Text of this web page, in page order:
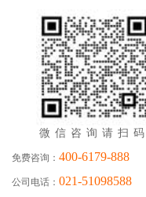
微信咨询请扫码
免费咨询： 400-6179-888
公司电话： 021-51098588